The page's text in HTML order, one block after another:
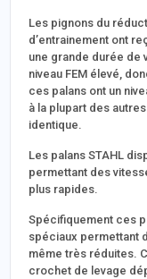
Les pignons du
d’entrainement ont
une grande durée de
niveau FEM élevé,
ces palans ont un
à la plupart des
identique.
Les palans STAHL
permettant des
plus rapides.
Spécifiquement ces
spéciaux permettant
même très réduites.
crochet de levage